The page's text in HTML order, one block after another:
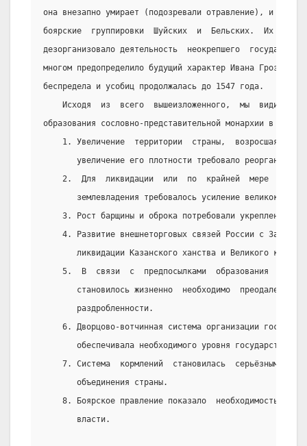
она внезапно умирает (подозревали отравление), и
боярские  группировки  Шуйских  и  Бельских.  Их
дезорганизовало деятельность  неокрепшего
многом предопределило будущий характер Ивана
беспредела и усобиц продолжалась до 1547 года.
Исходя  из  всего  вышеизложенного,  мы  видим
образования сословно-представительной монархии в
1. Увеличение  территории  страны,  возросшая
увеличение его плотности требовало
2.  Для  ликвидации  или  по  крайней  мере
землевладения требовалось усиление
3. Рост барщины и оброка потребовали укрепления
4. Развитие внешнеторговых связей России с Западом
ликвидации Казанского ханства и Великого
5.  В  связи  с  предпосылками  образования
становилось жизненно  необходимо  преодаление
       раздробленности.
6. Дворцово-вотчинная система организации
обеспечивала необходимого уровня
7. Система  кормлений  становилась  серьёзным
       объединения страны.
8. Боярское правление показало  необходимость
       власти.